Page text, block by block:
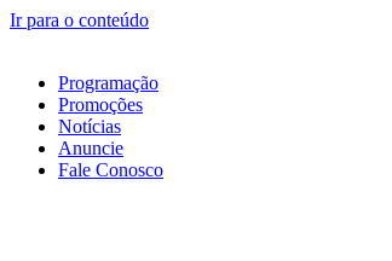
Ir para o conteúdo
Programação
Promoções
Notícias
Anuncie
Fale Conosco